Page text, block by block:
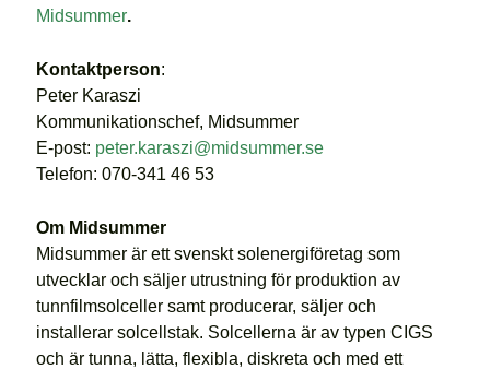
Midsummer.
Kontaktperson:
Peter Karaszi
Kommunikationschef, Midsummer
E-post: peter.karaszi@midsummer.se
Telefon: 070-341 46 53
Om Midsummer
Midsummer är ett svenskt solenergiföretag som
utvecklar och säljer utrustning för produktion av
tunnfilmsolceller samt producerar, säljer och
installerar solcellstak. Solcellerna är av typen CIGS
och är tunna, lätta, flexibla, diskreta och med ett